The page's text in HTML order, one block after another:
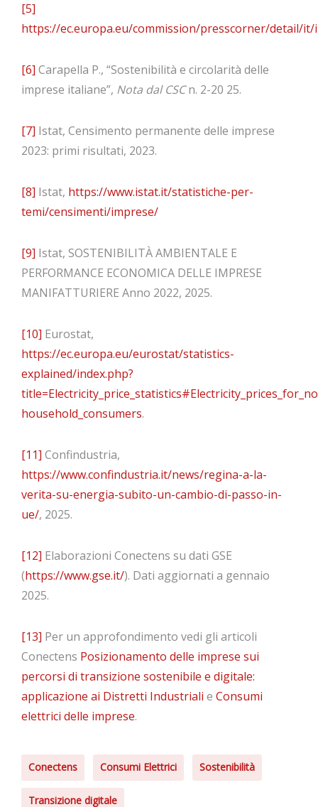
[5]
https://ec.europa.eu/commission/presscorner/detail/it/
[6] Carapella P., “Sostenibilità e circolarità delle
imprese italiane”, Nota dal CSCn. 2-20 25.
[7] Istat, Censimento permanente delle imprese
2023: primi risultati, 2023.
[8] Istat, https://www.istat.it/statistiche-per-
temi/censimenti/imprese/
[9] Istat, SOSTENIBILITÀ AMBIENTALE E
PERFORMANCE ECONOMICA DELLE IMPRESE
MANIFATTURIERE Anno 2022, 2025.
[10] Eurostat,
https://ec.europa.eu/eurostat/statistics-
explained/index.php?
household_consumers.
[11] Confindustria,
https://www.confindustria.it/news/regina-a-la-
verita-su-energia-subito-un-cambio-di-passo-in-
ue/, 2025.
[12] Elaborazioni Conectens su dati GSE
(https://www.gse.it/). Dati aggiornati a gennaio
2025.
[13] Per un approfondimento vedi gli articoli
Conectens Posizionamento delle imprese sui
percorsi di transizione sostenibile e digitale:
applicazione ai Distretti Industriali e Consumi
elettrici delle imprese.
Conectens Consumi Elettrici Sostenibilità
Transizione digitale